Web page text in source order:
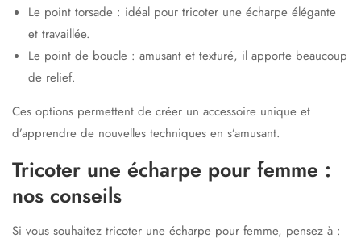
Le point torsade : idéal pour tricoter une écharpe élégante
et travaillée.
Le point de boucle : amusant et texturé, il apporte beaucoup
de relief.
Ces options permettent de créer un accessoire unique et
d’apprendre de nouvelles techniques en s’amusant.
Tricoter une écharpe pour femme :
nos conseils
Si vous souhaitez tricoter une écharpe pour femme, pensez à :